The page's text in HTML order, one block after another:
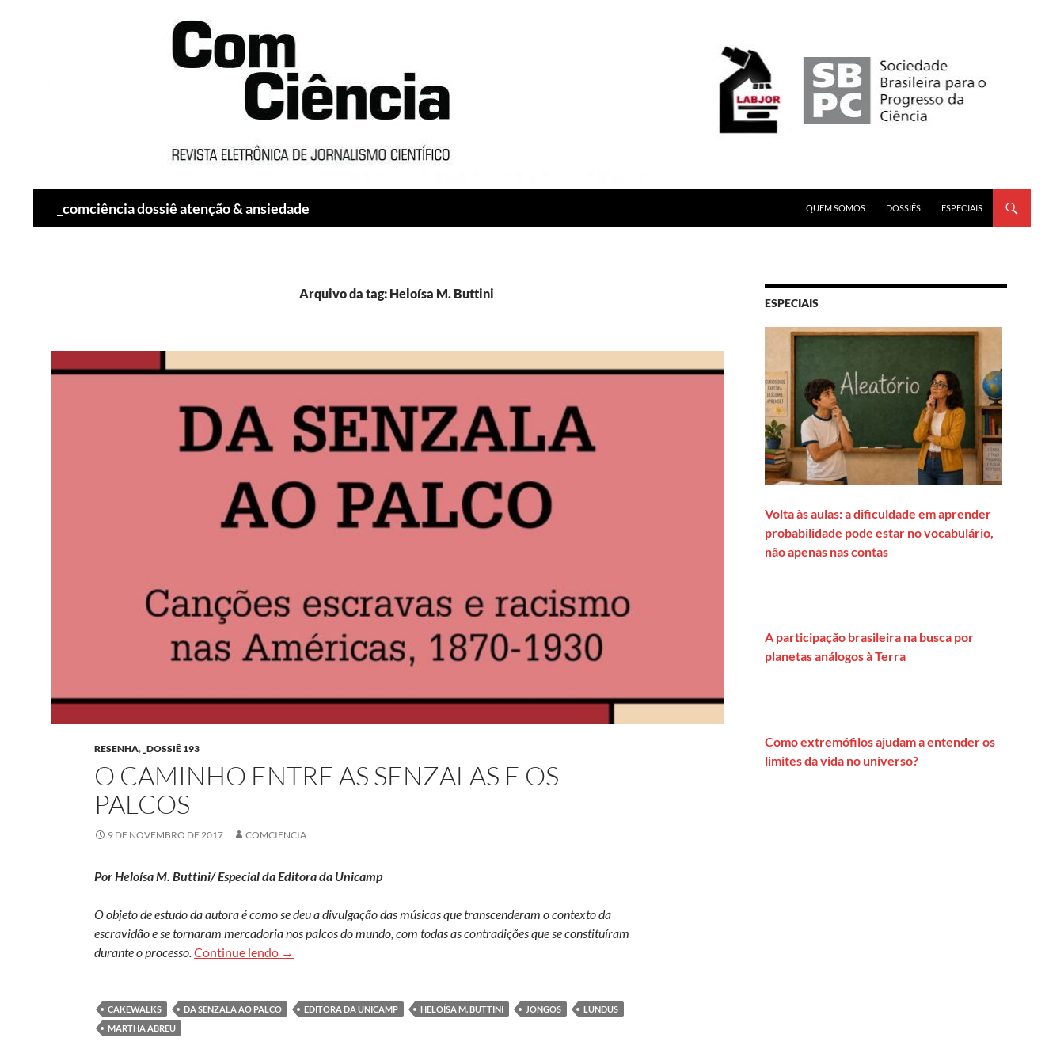
_comciência dossiê atenção & ansiedade
QUEM SOMOS
DOSSIÊS ESPECIAIS
Arquivo da tag: Heloísa M. Buttini
RESENHA, _DOSSIÊ 193
O CAMINHO ENTRE AS SENZALAS E OS
PALCOS
9 DE NOVEMBRO DE 2017 COMCIENCIA
Por Heloísa M. Buttini/ Especial da Editora da Unicamp
O objeto de estudo da autora é como se deu a divulgação das músicas que transcenderam o contexto da
escravidão e se tornaram mercadoria nos palcos do mundo, com todas as contradições que se constituíram
durante o processo. Continue lendo O caminho entre as senzalas e os palcos
→
CAKEWALKS DA SENZALA AO PALCO EDITORA DA UNICAMP HELOÍSA M. BUTTINI JONGOS
LUNDUS
MARTHA ABREU
ESPECIAIS
Volta às aulas: a dificuldade em aprender
probabilidade pode estar no vocabulário,
não apenas nas contas
A participação brasileira na busca por
planetas análogos à Terra
Como extremófilos ajudam a entender os
limites da vida no universo?